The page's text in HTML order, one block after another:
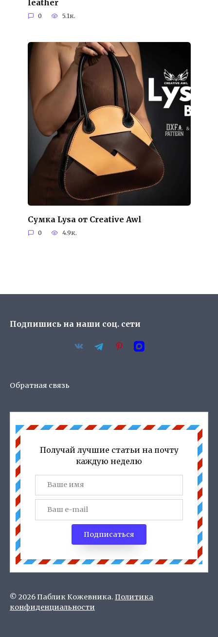
leather
0 5.1к.
Сумка Lysa от Creative Awl
0 4.9к.
Подпишись на наши соц. сети
Обратная связь
Получай лучшие статьи на почту
каждую неделю
Подписаться
© 2026 Паблик Кожевника. Политика
конфиденциальности